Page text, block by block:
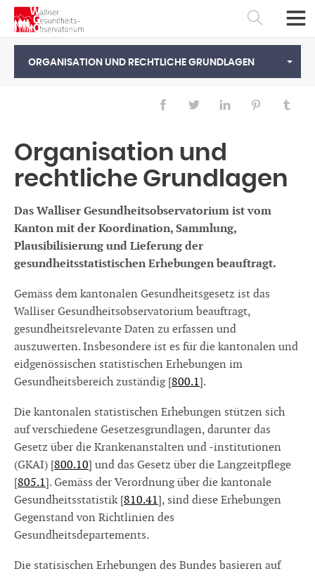
Français Deutsch
ORGANISATION UND RECHTLICHE GRUNDLAGEN
Organisation und
rechtliche Grundlagen
Das Walliser Gesundheitsobservatorium ist vom
Kanton mit der Koordination, Sammlung,
Plausibilisierung und Lieferung der
gesundheitsstatistischen Erhebungen beauftragt.
Gemäss dem kantonalen Gesundheitsgesetz ist das
Walliser Gesundheitsobservatorium beauftragt,
gesundheitsrelevante Daten zu erfassen und
auszuwerten. Insbesondere ist es für die kantonalen und
eidgenössischen statistischen Erhebungen im
Gesundheitsbereich zuständig [800.1].
Die kantonalen statistischen Erhebungen stützen sich
auf verschiedene Gesetzesgrundlagen, darunter das
Gesetz über die Krankenanstalten und -institutionen
(GKAI) [800.10] und das Gesetz über die Langzeitpflege
[805.1]. Gemäss der Verordnung über die kantonale
Gesundheitsstatistik [810.41], sind diese Erhebungen
Gegenstand von Richtlinien des
Gesundheitsdepartements.
Die statisischen Erhebungen des Bundes basieren auf